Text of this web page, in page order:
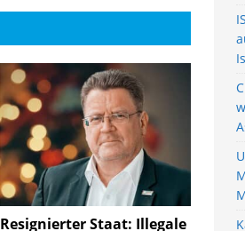
Resignierter Staat: Illegale